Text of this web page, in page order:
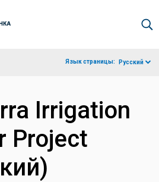
Язык страницы: Русский
Irrigation
Project